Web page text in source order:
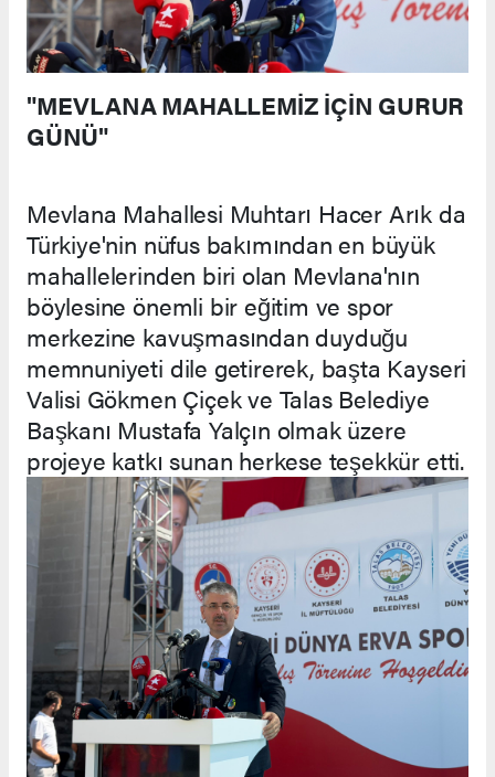
"MEVLANA MAHALLEMİZ İÇİN GURUR
GÜNÜ"
Mevlana Mahallesi Muhtarı Hacer Arık da
Türkiye'nin nüfus bakımından en büyük
mahallelerinden biri olan Mevlana'nın
böylesine önemli bir eğitim ve spor
merkezine kavuşmasından duyduğu
memnuniyeti dile getirerek, başta Kayseri
Valisi Gökmen Çiçek ve Talas Belediye
Başkanı Mustafa Yalçın olmak üzere
projeye katkı sunan herkese teşekkür etti.